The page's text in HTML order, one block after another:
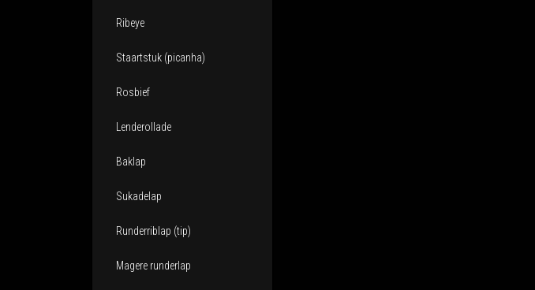
Ribeye
Staartstuk (picanha)
Rosbief
Lenderollade
Baklap
Sukadelap
Runderriblap (tip)
Magere runderlap